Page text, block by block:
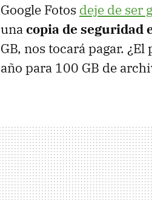
Google Fotos deje de ser
unacopia de seguridad
GB, nos tocará pagar.
año para 100 GB de